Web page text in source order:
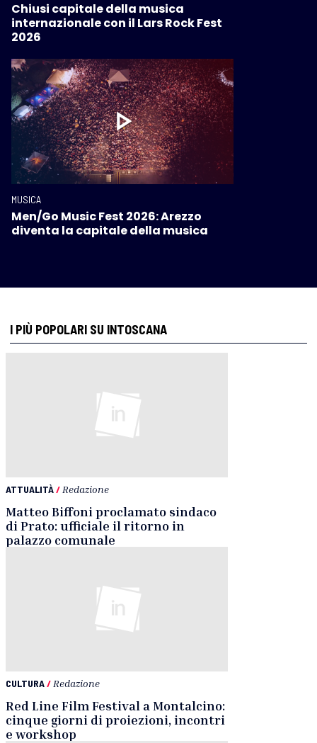
Chiusi capitale della musica
internazionale con il Lars Rock Fest
2026
MUSICA
Men/Go Music Fest 2026: Arezzo
diventa la capitale della musica
I PIÙ POPOLARI SU INTOSCANA
ATTUALITÀ/ Redazione
Matteo Biffoni proclamato sindaco
di Prato: ufficiale il ritorno in
palazzo comunale
CULTURA/ Redazione
Red Line Film Festival a Montalcino:
cinque giorni di proiezioni, incontri
e workshop